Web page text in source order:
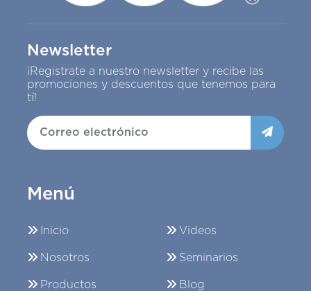
Newsletter
¡Registrate a nuestro newsletter y recibe las
promociones y descuentos que tenemos para
tí!
Menú
Inicio
Nosotros
Productos
Videos
Seminarios
Blog